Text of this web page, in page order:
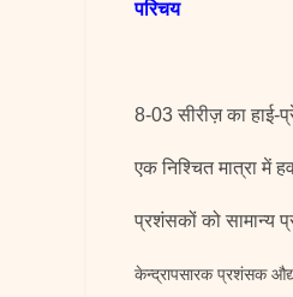
परिचय
8-03 सीरीज़ का हाई-
एक निश्चित मात्रा में
प्रशंसकों को सामान्य
केन्द्रापसारक प्रशंसक